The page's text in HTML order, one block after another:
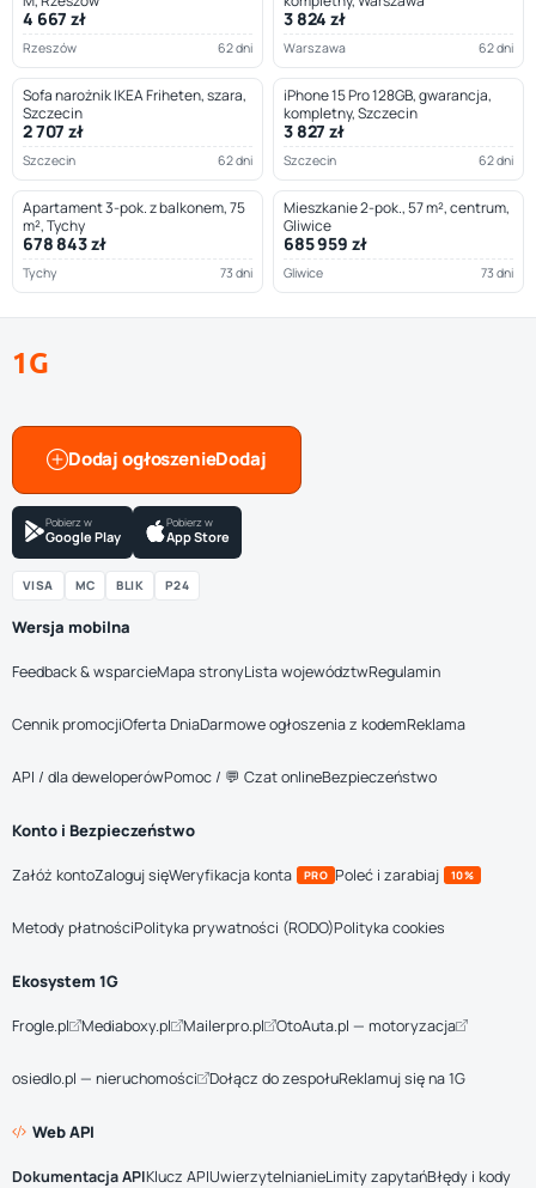
4 667 zł
Rzeszów 62 dni
3 824 zł
Warszawa 62 dni
Sofa narożnik IKEA Friheten, szara,
Szczecin
2 707 zł
Szczecin 62 dni
iPhone 15 Pro 128GB, gwarancja,
kompletny, Szczecin
3 827 zł
Szczecin 62 dni
Apartament 3-pok. z balkonem, 75
m², Tychy
678 843 zł
Tychy 73 dni
Mieszkanie 2-pok., 57 m², centrum,
Gliwice
685 959 zł
Gliwice 73 dni
1G
Dodaj ogłoszenie
Pobierz w
Google Play
Pobierz w
App Store
VISA MC BLIK P24
Wersja mobilna
Feedback & wsparcieMapa stronyLista województwRegulamin
Cennik promocjiOferta DniaDarmowe ogłoszenia z kodemReklama
API / dla deweloperówPomoc / 💬 Czat onlineBezpieczeństwo
Konto i Bezpieczeństwo
Załóż kontoZaloguj sięWeryfikacja konta PRO Poleć i zarabiaj 10%
Metody płatnościPolityka prywatności (RODO)Polityka cookies
Ekosystem 1G
Frogle.pl Mediaboxy.pl Mailerpro.pl OtoAuta.pl — motoryzacja
osiedlo.pl — nieruchomości Dołącz do zespołuReklamuj się na 1G
Web API
Dokumentacja APIKlucz APIUwierzytelnianieLimity zapytańBłędy i kody